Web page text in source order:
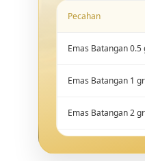
Pecahan
Emas Batangan 0.5
Emas Batangan 1 gr
Emas Batangan 2 gr